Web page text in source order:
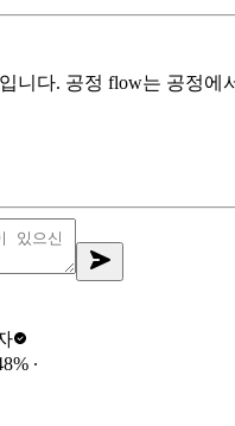
니다. 공정 flow는 공정
% ∙